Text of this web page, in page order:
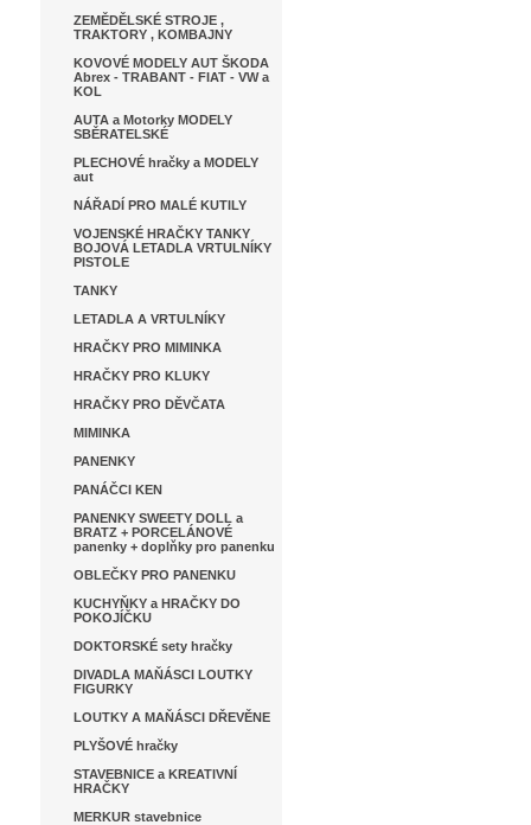
ZEMĚDĚLSKÉ STROJE ,
TRAKTORY , KOMBAJNY
KOVOVÉ MODELY AUT ŠKODA
Abrex - TRABANT - FIAT - VW a
KOL
AUTA a Motorky MODELY
SBĚRATELSKÉ
PLECHOVÉ hračky a MODELY
aut
NÁŘADÍ PRO MALÉ KUTILY
VOJENSKÉ HRAČKY TANKY
BOJOVÁ LETADLA VRTULNÍKY
PISTOLE
TANKY
LETADLA A VRTULNÍKY
HRAČKY PRO MIMINKA
HRAČKY PRO KLUKY
HRAČKY PRO DĚVČATA
MIMINKA
PANENKY
PANÁČCI KEN
PANENKY SWEETY DOLL a
BRATZ + PORCELÁNOVÉ
panenky + doplňky pro panenku
OBLEČKY PRO PANENKU
KUCHYŇKY a HRAČKY DO
POKOJÍČKU
DOKTORSKÉ sety hračky
DIVADLA MAŇÁSCI LOUTKY
FIGURKY
LOUTKY A MAŇÁSCI DŘEVĚNE
PLYŠOVÉ hračky
STAVEBNICE a KREATIVNÍ
HRAČKY
MERKUR stavebnice